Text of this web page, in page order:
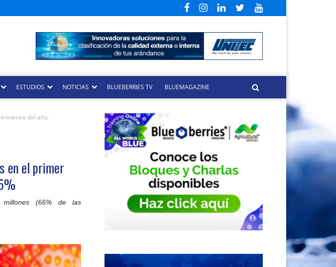
ESTUDIOS NOTICIAS BLUEBERRIES TV BLUEMAGAZINE
del año,
en el primer
millones (66% de las